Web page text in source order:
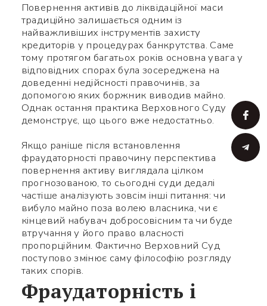
Повернення активів до ліквідаційної маси
традиційно залишається одним із
найважливіших інструментів захисту
кредиторів у процедурах банкрутства. Саме
тому протягом багатьох років основна увага у
відповідних спорах була зосереджена на
доведенні недійсності правочинів, за
допомогою яких боржник виводив майно.
Однак остання практика Верховного Суду
демонструє, що цього вже недостатньо.
Якщо раніше після встановлення
фраудаторності правочину перспектива
повернення активу виглядала цілком
прогнозованою, то сьогодні суди дедалі
частіше аналізують зовсім інші питання: чи
вибуло майно поза волею власника, чи є
кінцевий набувач добросовісним та чи буде
втручання у його право власності
пропорційним. Фактично Верховний Суд
поступово змінює саму філософію розгляду
таких спорів.
Фраудаторність і